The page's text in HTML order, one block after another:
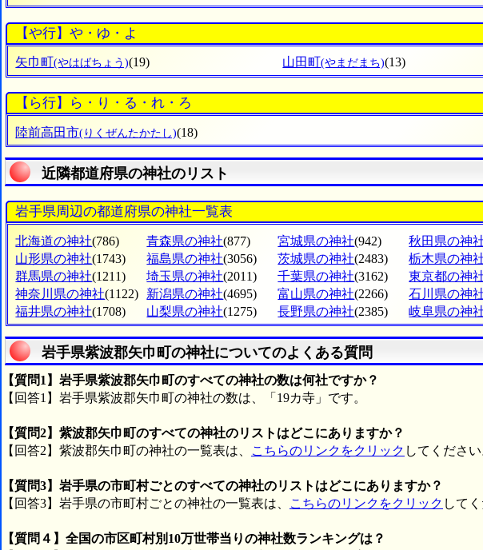
【や行】や・ゆ・よ
矢巾町(やはばちょう)(19) 山田町(やまだまち)(13)
【ら行】ら・り・る・れ・ろ
陸前高田市(りくぜんたかたし)(18)
近隣都道府県の神社のリスト
岩手県周辺の都道府県の神社一覧表
北海道の神社(786) 青森県の神社(877) 宮城県の神社(942) 秋田県の神
山形県の神社(1743) 福島県の神社(3056) 茨城県の神社(2483) 栃木県の神
群馬県の神社(1211) 埼玉県の神社(2011) 千葉県の神社(3162) 東京都の神
神奈川県の神社(1122) 新潟県の神社(4695) 富山県の神社(2266) 石川県の神
福井県の神社(1708) 山梨県の神社(1275) 長野県の神社(2385) 岐阜県の神
岩手県紫波郡矢巾町の神社についてのよくある質問
【質問1】岩手県紫波郡矢巾町のすべての神社の数は何社ですか？
【回答1】岩手県紫波郡矢巾町の神社の数は、「19カ寺」です。
【質問2】紫波郡矢巾町のすべての神社のリストはどこにありますか？
【回答2】紫波郡矢巾町の神社の一覧表は、
こちらのリンクをクリック してください
【質問3】岩手県の市町村ごとのすべての神社のリストはどこにありますか？
【回答3】岩手県の市町村ごとの神社の一覧表は、
こちらのリンクをクリック して
【質問４】全国の市区町村別10万世帯当りの神社数ランキングは？